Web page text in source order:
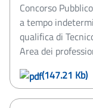
Concorso
a tempo
qualifica di
Area dei
(147.21 Kb)